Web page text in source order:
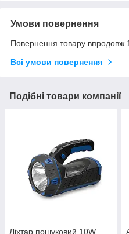
Умови повернення
Повернення товару впродовж
Всі умови повернення
Подібні товари компанії
Ліхтар пошуковий 10W